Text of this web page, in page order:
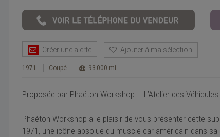
Créer une alerte Ajouter à ma sélection
1971 Coupé 93 000 mi
Proposée par Phaéton Workshop – L’Atelier des
Phaéton Workshop a le plaisir de vous présenter cette
1971, une icône absolue du muscle car américain dans